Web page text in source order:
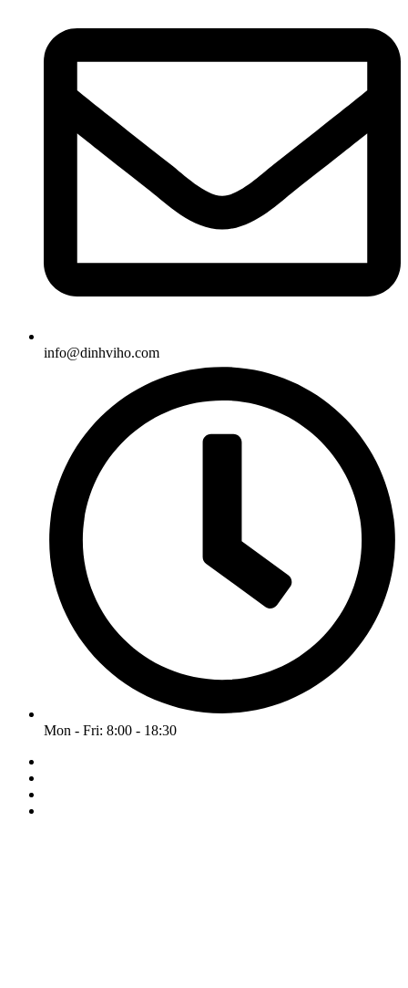
info@dinhviho.com
Mon - Fri: 8:00 - 18:30